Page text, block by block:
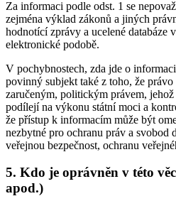
Za informaci podle odst. 1 se
zejména výklad zákonů a jiných
hodnotící zprávy a ucelené databáze
elektronické podobě.
V pochybnostech, zda jde o
povinný subjekt také z toho, že
zaručeným, politickým právem,
podílejí na výkonu státní moci a
že přístup k informacím může být
nezbytné pro ochranu práv a svobod
veřejnou bezpečnost, ochranu
5. Kdo je oprávněn v této
apod.)